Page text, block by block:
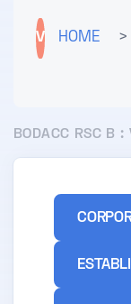
V HOME >
BODACC RSC B :